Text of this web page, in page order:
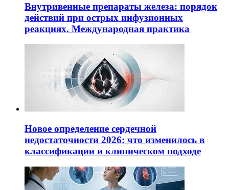
Внутривенные препараты железа: порядок
действий при острых инфузионных
реакциях. Международная практика
Новое определение сердечной
недостаточности 2026: что изменилось в
классификации и клиническом подходе